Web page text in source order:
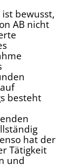
bewusst,
AB nicht
besteht
hat der
Tätigkeit
und